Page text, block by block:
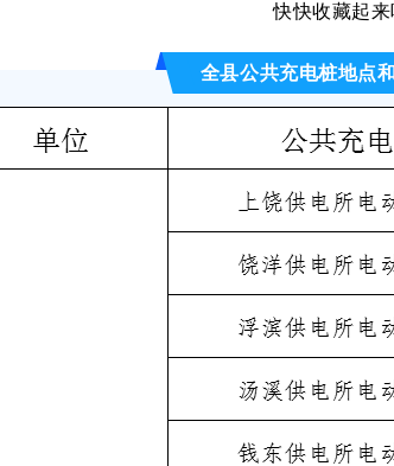
快快收藏起
全县公共充电桩地点